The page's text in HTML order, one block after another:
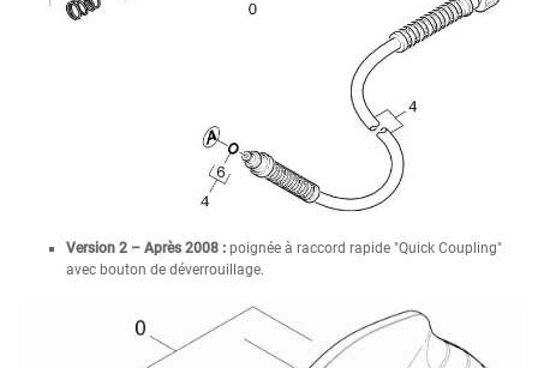
Version 2 – Après 2008 : poignée à raccord rapide "Quick Coupling"
avec bouton de déverrouillage.